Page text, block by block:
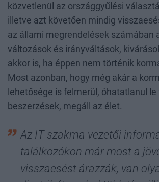
közvetlenül az országgyűlési
illetve azt követően mindig
az állami megrendelések számában
változások és irányváltások,
akkor is, ha éppen nem történik
Most azonban, hogy még akár a
lehetősége is felmerül, óhatatlanul le
beszerzések, megáll az élet.
Az IT szakma vezetői
találkozókon már most a
visszaesést árazzák, van